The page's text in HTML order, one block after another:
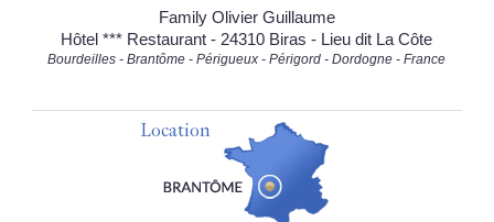
Family Olivier Guillaume
Hôtel *** Restaurant - 24310 Biras - Lieu dit La Côte
Bourdeilles - Brantôme - Périgueux - Périgord - Dordogne - France
Location